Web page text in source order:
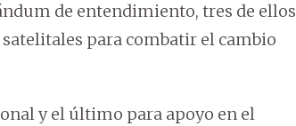
de entendimiento, tres de ellos
para combatir el cambio
y el último para apoyo en el